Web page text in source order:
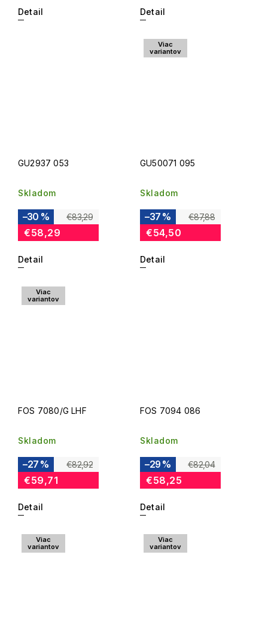
Detail Detail
GU2937 053
Skladom
€83,29
–30 %
€58,29
Detail
Viac
variantov
GU50071 095
Skladom
€87,88
–37 %
€54,50
Detail
Viac
variantov
FOS 7080/G LHF
Skladom
€82,92
–27 %
€59,71
Detail
FOS 7094 086
Skladom
€82,04
–29 %
€58,25
Detail
Viac
variantov
Viac
variantov